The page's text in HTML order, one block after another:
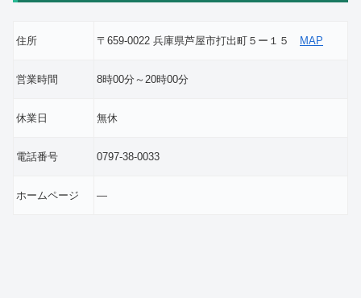
住所 〒659-0022 兵庫県芦屋市打出町５ー１５ MAP
営業時間 8時00分～20時00分
休業日 無休
電話番号 0797-38-0033
ホームページ ―